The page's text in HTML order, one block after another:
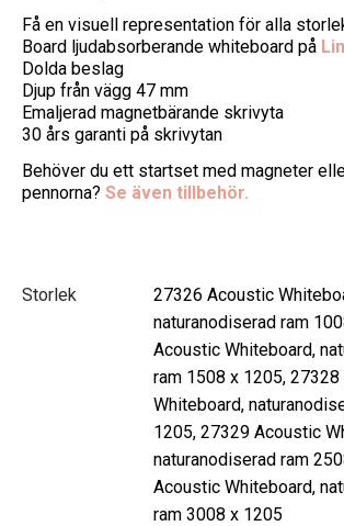
Få en visuell representation för alla
Board ljudabsorberande whiteboard på
Dolda beslag
Djup från vägg 47 mm
Emaljerad magnetbärande skrivyta
30 års garanti på skrivytan
Behöver du ett startset med magneter
pennorna? Se även tillbehör.
Storlek
27326 Acoustic
naturanodiserad ram
Acoustic Whiteboard,
ram 1508 x 1205,
Whiteboard,
1205, 27329 Acoustic
naturanodiserad ram
Acoustic Whiteboard,
ram 3008 x 1205